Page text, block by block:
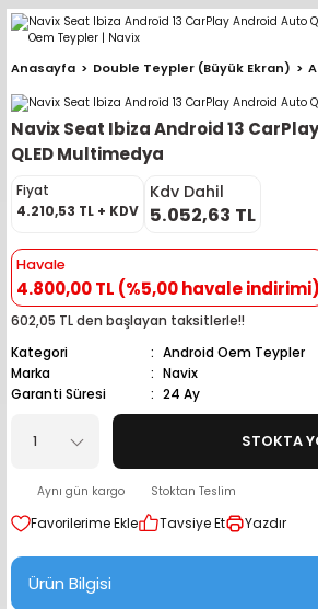
Geri Dön
Geri Dön
Teypler
Geri Dön
Geri Dön
Hoparlör Takımları
Takımları
Hoparlör Takımları
Hoparlör Takımları
Takımları
Takımları
Hoparlör Takımları
Geri Dön
Geri Dön
Geri Dön
Geri Dön
İçinden Ekran Çıkan )
Geri Dön
Anasayfa Double Teypler (Büyük Ekran)
Navix Seat Ibiza Android 13
QLED Multimedya
Fiyat
4.210,53 TL + KDV
Kdv Dahil
5.052,63 TL
Havale
4.800,00 TL (%5,00 havale indirimi)
602,05 TL den başlayan taksitlerle!!
Kategori
Android Oem Teypler
Marka
Navix
Garanti Süresi
24 Ay
STOKTA
Aynı gün kargo Stoktan Teslim
Tavsiye Et Yazdır
Ürün Bilgisi